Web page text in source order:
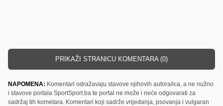
PRIKAŽI STRANICU KOMENTARA (0)
NAPOMENA: Komentari odražavaju stavove njihovih autora/ica, a ne nužno
i stavove portala SportSport.ba te portal ne može i neće odgovarati za
sadržaj tih kometara. Komentari koji sadrže vrijeđanja, psovanja i vulgaran